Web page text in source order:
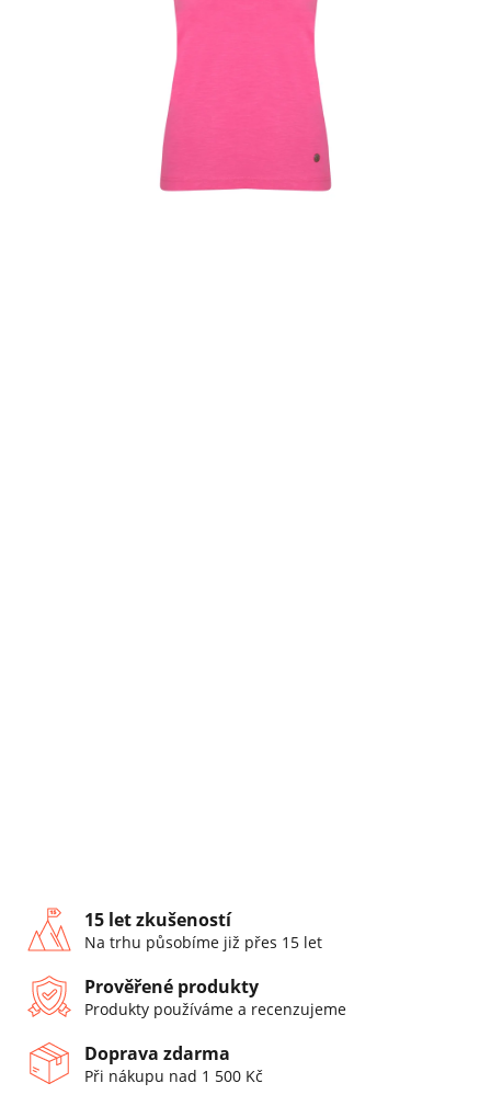
15 let zkušeností
Na trhu působíme již přes 15 let
Prověřené produkty
Produkty používáme a recenzujeme
Doprava zdarma
Při nákupu nad 1 500 Kč